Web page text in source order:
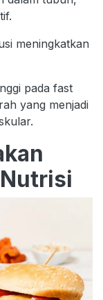
meningkatkan
pada fast
yang menjadi